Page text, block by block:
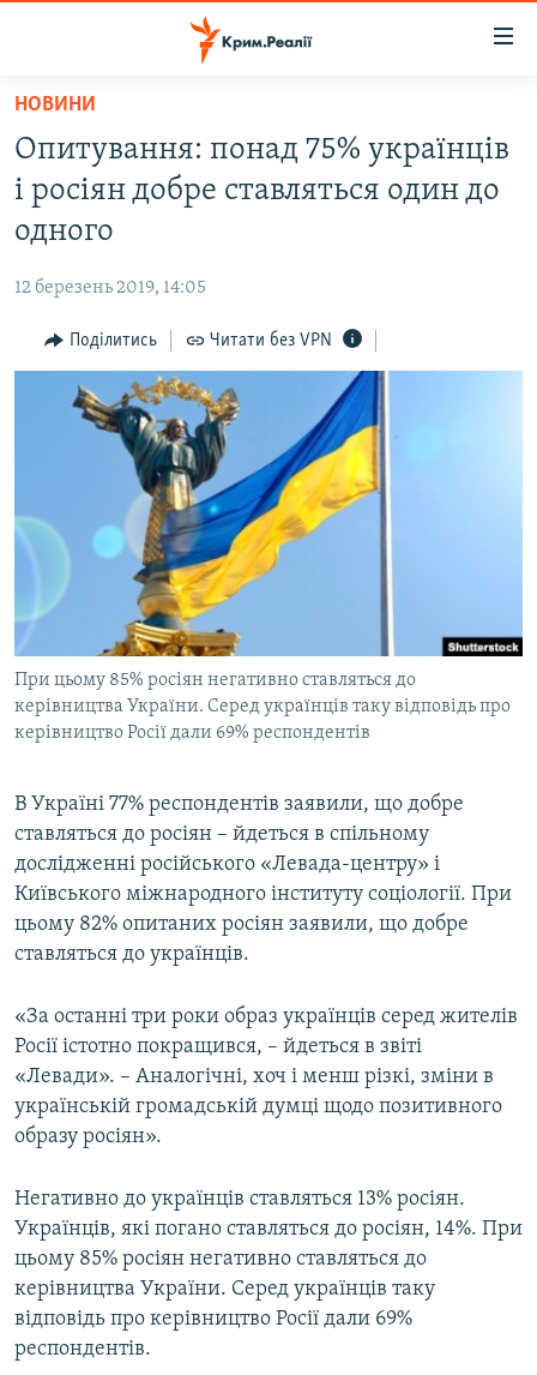
Перейти
основного
матеріалу
Перейти
до
основної
навігації
Перейти
до
ВОДА.КРИМ
ВІДЕО ТА ФОТО
БЛОГИ
ПОГЛЯД
ІНТЕРВ'Ю
ВСЕ ЗА ДЕНЬ
СПЕЦПРОЕКТИ
ДЕПОРТАЦІЯ
ВІДЕОУРОКИ «ELIFBE»
СВІДЧЕННЯ ОКУПАЦІЇ
УКРАЇНСЬКА ПРОБЛЕМА КРИМУ
ІНФОГРАФІКА
ЯК ОБІЙТИ БЛОКУВАННЯ
Русский
Qırımtatar
ДОЛУЧАЙСЯ!
Усі сайти RFE/RL
НОВИНИ
Опитування: понад 75% українців
і росіян добре ставляться один до
одного
12 березень 2019, 14:05
Поділитись Читати без VPN
При цьому 85% росіян негативно ставляться до
керівництва України. Серед українців таку відповідь про
керівництво Росії дали 69% респондентів
В Україні 77% респондентів заявили, що добре
ставляться до росіян – йдеться в спільному
дослідженні російського «Левада-центру» і
Київського міжнародного інституту соціології. При
цьому 82% опитаних росіян заявили, що добре
ставляться до українців.
«За останні три роки образ українців серед жителів
Росії істотно покращився, – йдеться в звіті
«Левади». – Аналогічні, хоч і менш різкі, зміни в
українській громадській думці щодо позитивного
образу росіян».
Негативно до українців ставляться 13% росіян.
Українців, які погано ставляться до росіян, 14%. При
цьому 85% росіян негативно ставляться до
керівництва України. Серед українців таку
відповідь про керівництво Росії дали 69%
респондентів.